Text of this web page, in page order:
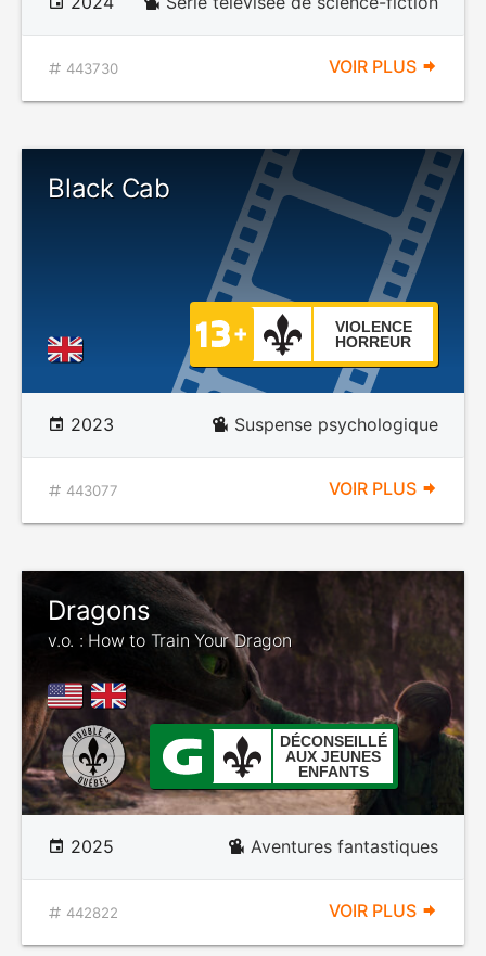
443730 VOIR PLUS
Black Cab
VIOLENCE
HORREUR
2023 Suspense psychologique
443077 VOIR PLUS
Dragons
v.o. : How to Train Your Dragon
DÉCONSEILLÉ
AUX JEUNES
ENFANTS
2025 Aventures fantastiques
442822 VOIR PLUS